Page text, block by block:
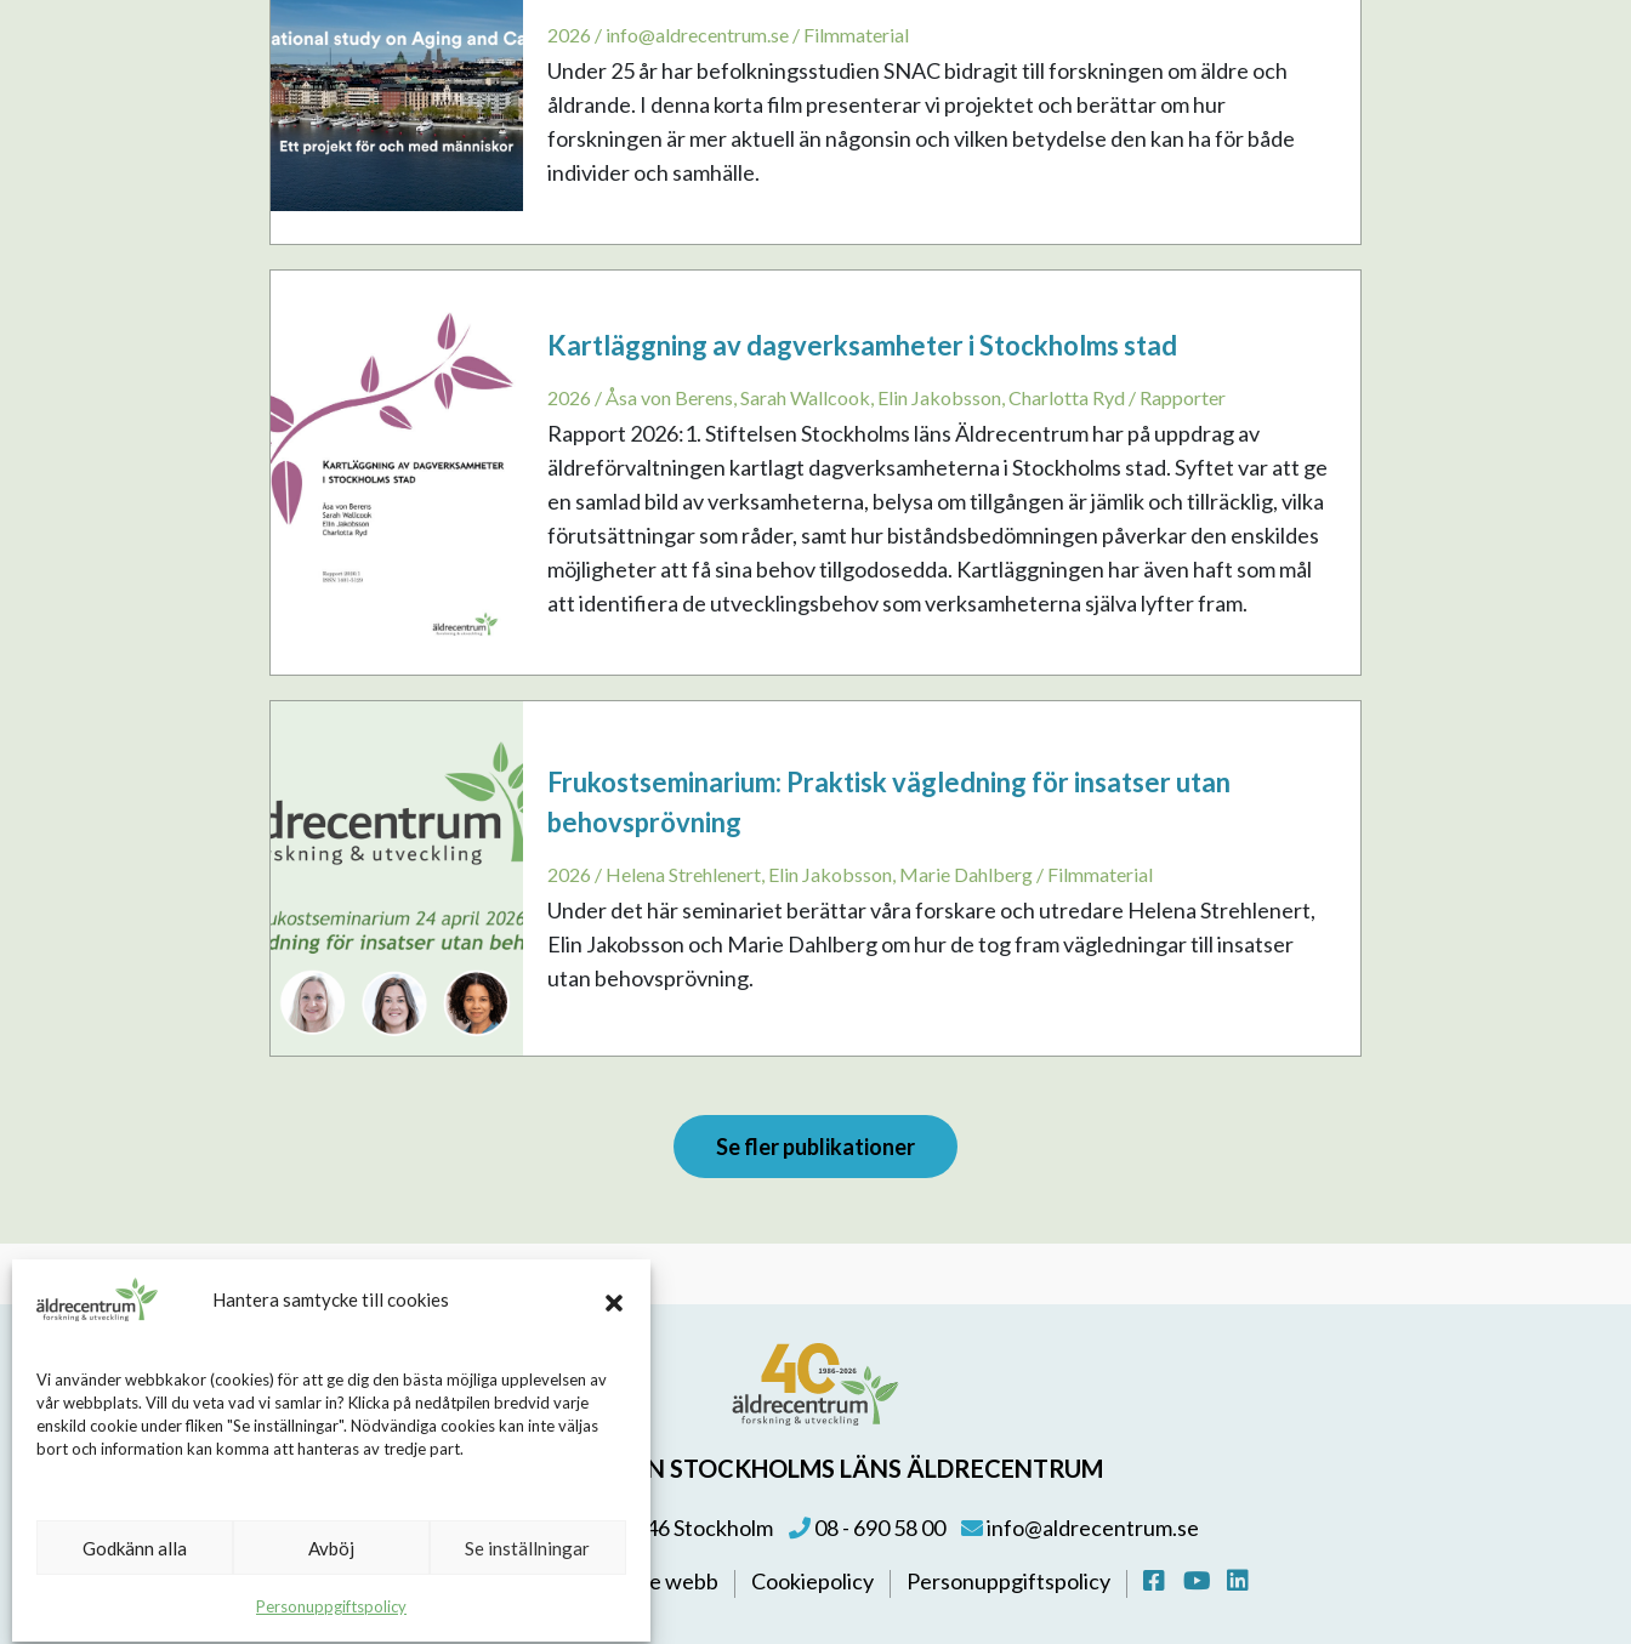
Hantera samtycke till cookies
Vi använder webbkakor (cookies) för att ge dig den bästa möjliga upplevelsen av
vår webbplats. Vill du veta vad vi samlar in? Klicka på nedåtpilen bredvid varje
enskild cookie under fliken "Se inställningar". Nödvändiga cookies kan inte väljas
bort och information kan komma att hanteras av tredje part.
Godkänn alla Avböj Se inställningar
Personuppgiftspolicy
2026 / info@aldrecentrum.se / Filmmaterial
Under 25 år har befolkningsstudien SNAC bidragit till forskningen om äldre och
åldrande. I denna korta film presenterar vi projektet och berättar om hur
forskningen är mer aktuell än någonsin och vilken betydelse den kan ha för både
individer och samhälle.
Kartläggning av dagverksamheter i Stockholms stad
2026 / Åsa von Berens, Sarah Wallcook, Elin Jakobsson, Charlotta Ryd / Rapporter
Rapport 2026:1. Stiftelsen Stockholms läns Äldrecentrum har på uppdrag av
äldreförvaltningen kartlagt dagverksamheterna i Stockholms stad. Syftet var att ge
en samlad bild av verksamheterna, belysa om tillgången är jämlik och tillräcklig, vilka
förutsättningar som råder, samt hur biståndsbedömningen påverkar den enskildes
möjligheter att få sina behov tillgodosedda. Kartläggningen har även haft som mål
att identifiera de utvecklingsbehov som verksamheterna själva lyfter fram.
Frukostseminarium: Praktisk vägledning för insatser utan
behovsprövning
2026 / Helena Strehlenert, Elin Jakobsson, Marie Dahlberg / Filmmaterial
Under det här seminariet berättar våra forskare och utredare Helena Strehlenert,
Elin Jakobsson och Marie Dahlberg om hur de tog fram vägledningar till insatser
utan behovsprövning.
Se fler publikationer
STIFTELSEN STOCKHOLMS LÄNS ÄLDRECENTRUM
Sveavägen 155, 113 46 Stockholm 08 - 690 58 00
info@aldrecentrum.se
Talande webb Cookiepolicy Personuppgiftspolicy